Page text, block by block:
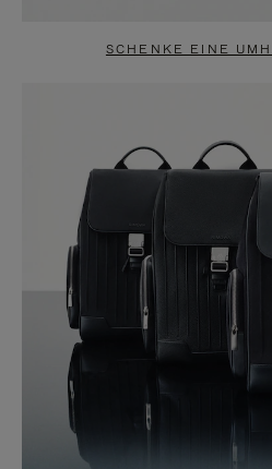
SCHENKE EINE